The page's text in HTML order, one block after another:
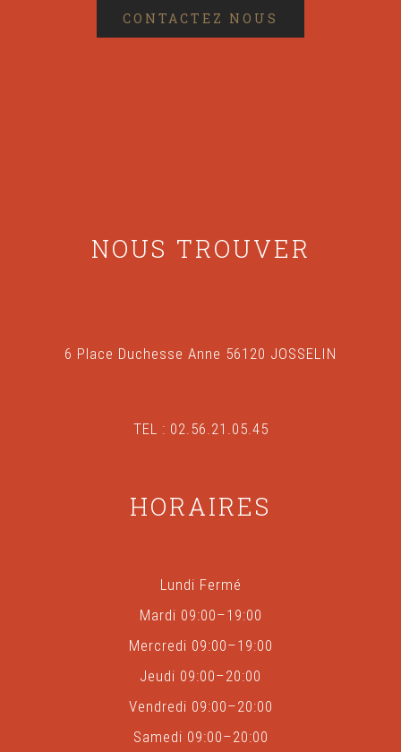
CONTACTEZ NOUS
NOUS TROUVER
6 Place Duchesse Anne 56120 JOSSELIN
TEL : 02.56.21.05.45
HORAIRES
Lundi Fermé
Mardi 09:00–19:00
Mercredi 09:00–19:00
Jeudi 09:00–20:00
Vendredi 09:00–20:00
Samedi 09:00–20:00